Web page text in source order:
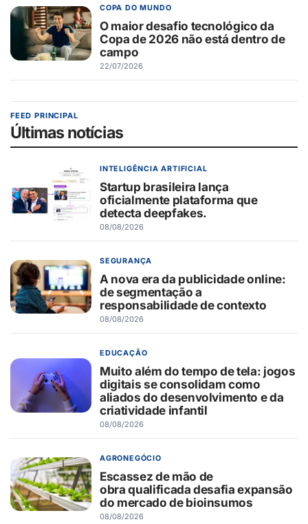
COPA DO MUNDO
O maior desafio tecnológico da
Copa de 2026 não está dentro de
campo
22/07/2026
FEED PRINCIPAL
Últimas notícias
INTELIGÊNCIA ARTIFICIAL
Startup brasileira lança
oficialmente plataforma que
detecta deepfakes.
08/08/2026
SEGURANÇA
A nova era da publicidade online:
de segmentação a
responsabilidade de contexto
08/08/2026
EDUCAÇÃO
Muito além do tempo de tela: jogos
digitais se consolidam como
aliados do desenvolvimento e da
criatividade infantil
08/08/2026
AGRONEGÓCIO
Escassez de mão de
obra qualificada desafia expansão
do mercado de bioinsumos
08/08/2026